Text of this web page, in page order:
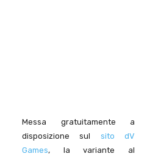
Messa gratuitamente a
disposizione sul sito dV
Games, la variante al